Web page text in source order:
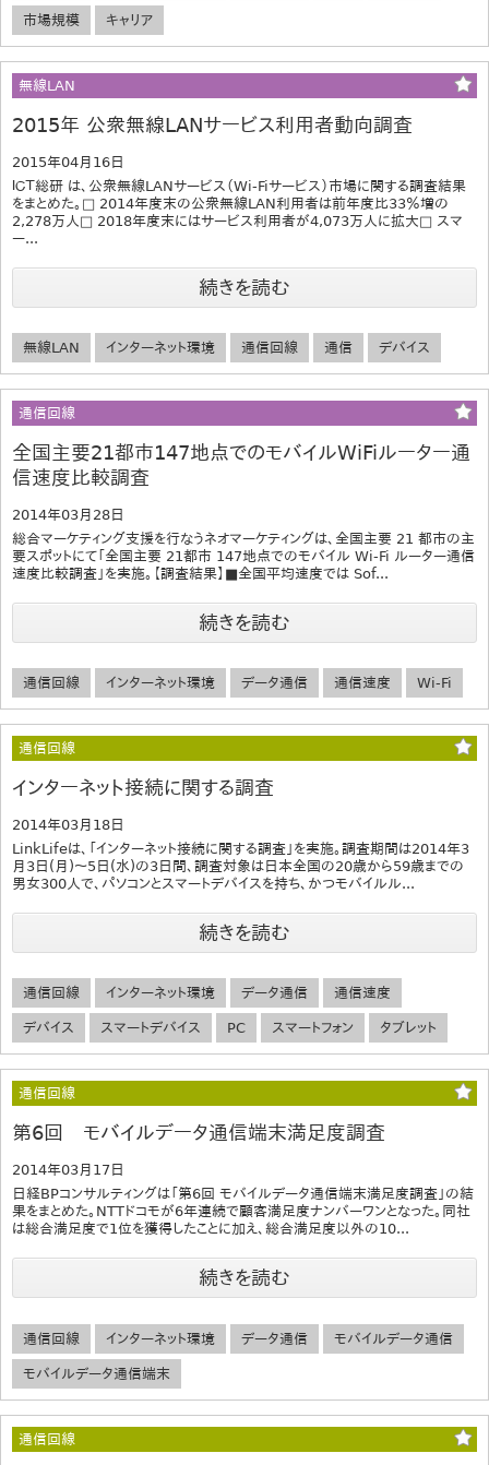
市場規模 キャリア
無線LAN
2015年 公衆無線LANサービス利用者動向調査
2015年04月16日
ＩＣＴ総研 は、公衆無線LANサービス（Wi-Fiサービス）市場に関する調査結果
をまとめた。□ 2014年度末の公衆無線LAN利用者は前年度比33％増の
2,278万人□ 2018年度末にはサービス利用者が4,073万人に拡大□ スマ
ー...
続きを読む
無線LAN インターネット環境 通信回線 通信 デバイス
通信回線
全国主要21都市147地点でのモバイルWiFiルーター通
信速度比較調査
2014年03月28日
総合マーケティング支援を行なうネオマーケティングは、全国主要 21 都市の主
要スポットにて「全国主要 21都市 147地点でのモバイル Wi-Fi ルーター通信
速度比較調査」を実施。【調査結果】■全国平均速度では Sof...
続きを読む
通信回線 インターネット環境 データ通信 通信速度 Wi-Fi
通信回線
インターネット接続に関する調査
2014年03月18日
LinkLifeは、「インターネット接続に関する調査」を実施。調査期間は2014年3
月3日(月)～5日(水)の3日間、調査対象は日本全国の20歳から59歳までの
男女300人で、パソコンとスマートデバイスを持ち、かつモバイルル...
続きを読む
通信回線 インターネット環境 データ通信 通信速度
デバイス スマートデバイス PC スマートフォン タブレット
通信回線
第6回 モバイルデータ通信端末満足度調査
2014年03月17日
日経BPコンサルティングは「第6回 モバイルデータ通信端末満足度調査」の結
果をまとめた。NTTドコモが6年連続で顧客満足度ナンバーワンとなった。同社
は総合満足度で1位を獲得したことに加え、総合満足度以外の10...
続きを読む
通信回線 インターネット環境 データ通信 モバイルデータ通信
モバイルデータ通信端末
通信回線